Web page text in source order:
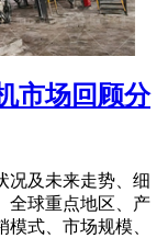
市场回顾分
况及未来走势、细
全球重点地区、产
式、市场规模、